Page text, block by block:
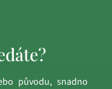
původu, snadno